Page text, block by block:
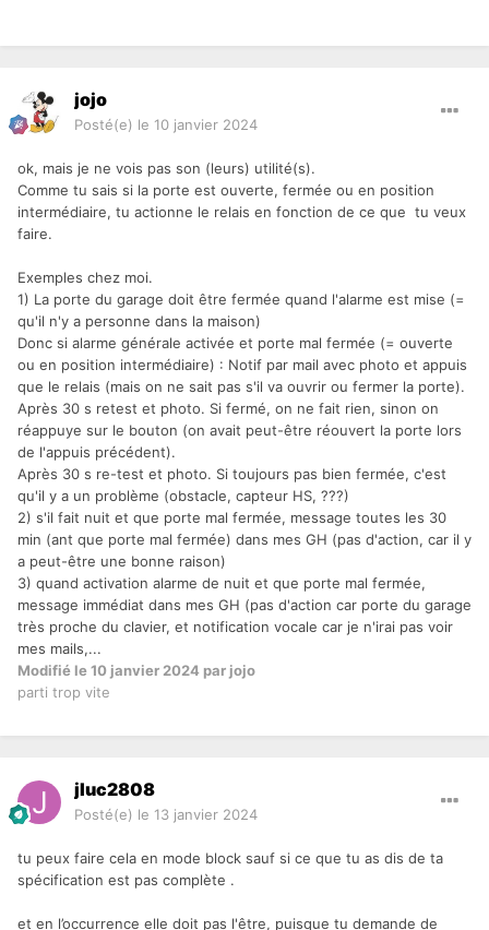
jojo
Posté(e) le 10 janvier 2024
ok, mais je ne vois pas son (leurs) utilité(s).
Comme tu sais si la porte est ouverte, fermée ou en position
intermédiaire, tu actionne le relais en fonction de ce que tu veux
faire.
Exemples chez moi.
1) La porte du garage doit être fermée quand l'alarme est mise (=
qu'il n'y a personne dans la maison)
Donc si alarme générale activée et porte mal fermée (= ouverte
ou en position intermédiaire) : Notif par mail avec photo et appuis
que le relais (mais on ne sait pas s'il va ouvrir ou fermer la porte).
Après 30 s retest et photo. Si fermé, on ne fait rien, sinon on
réappuye sur le bouton (on avait peut-être réouvert la porte lors
de l'appuis précédent).
Après 30 s re-test et photo. Si toujours pas bien fermée, c'est
qu'il y a un problème (obstacle, capteur HS, ???)
2) s'il fait nuit et que porte mal fermée, message toutes les 30
min (ant que porte mal fermée) dans mes GH (pas d'action, car il y
a peut-être une bonne raison)
3) quand activation alarme de nuit et que porte mal fermée,
message immédiat dans mes GH (pas d'action car porte du garage
très proche du clavier, et notification vocale car je n'irai pas voir
mes mails,...
Modifié le 10 janvier 2024 par jojo
parti trop vite
jluc2808
Posté(e) le 13 janvier 2024
tu peux faire cela en mode block sauf si ce que tu as dis de ta
spécification est pas complète .
et en l’occurrence elle doit pas l'être, puisque tu demande de